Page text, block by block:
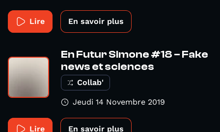
Lire En savoir plus
En Futur Simone #18 – Fake
news et sciences
Collab'
Jeudi 14 Novembre 2019
Lire En savoir plus